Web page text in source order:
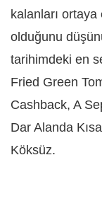
kalanları
olduğunu
tarihimdeki en
Fried Green
Cashback, A
Dar Alanda
Köksüz.